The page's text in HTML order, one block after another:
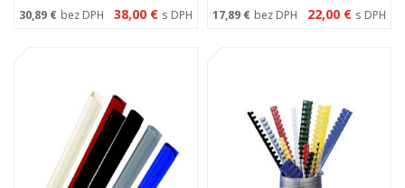
30,89 € bez DPH 38,00 € s DPH 17,89 € bez DPH 22,00 € s DPH